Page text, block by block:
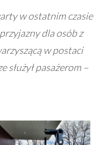
w ostatnim czasie
dla osób z
w postaci
pasażerom –